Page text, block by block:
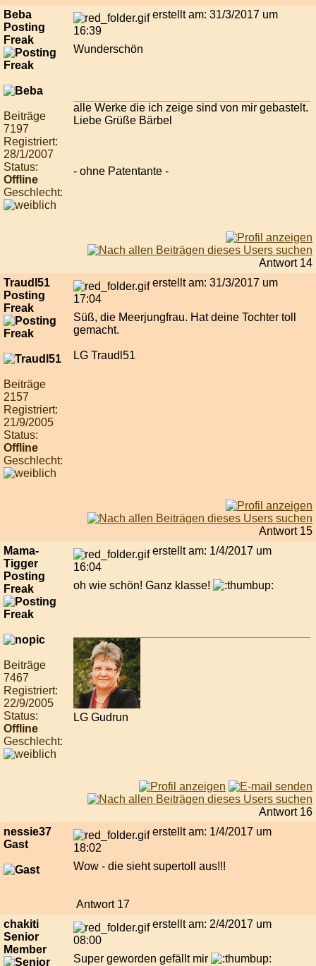
Beba
Posting
Freak
Beiträge
7197
Registriert:
28/1/2007
Status:
Offline
Geschlecht:
erstellt am: 31/3/2017 um
16:39
Wunderschön
alle Werke die ich zeige sind von mir gebastelt.
Liebe Grüße Bärbel
- ohne Patentante -
Antwort 14
Traudl51
Posting
Freak
Beiträge
2157
Registriert:
21/9/2005
Status:
Offline
Geschlecht:
erstellt am: 31/3/2017 um
17:04
Süß, die Meerjungfrau. Hat deine Tochter toll
gemacht.
LG Traudl51
Antwort 15
Mama-
Tigger
Posting
Freak
Beiträge
7467
Registriert:
22/9/2005
Status:
Offline
Geschlecht:
erstellt am: 1/4/2017 um
16:04
oh wie schön! Ganz klasse!
LG Gudrun
Antwort 16
nessie37
Gast
erstellt am: 1/4/2017 um
18:02
Wow - die sieht supertoll aus!!!
Antwort 17
chakiti
Senior
Member
erstellt am: 2/4/2017 um
08:00
Super geworden gefällt mir